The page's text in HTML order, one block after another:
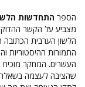
הספר התחדשות
מצביע על הקשר ההדוק
הלשון הערבית
התמורות ההיסטוריות
העשרים. המחקר
שהציבה לעצמה בשאלת